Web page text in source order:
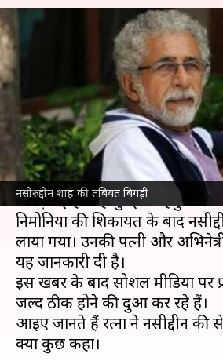
नसीरुद्दीन शाह की तबियत बिगड़ी
नसीरुद्दीन शाह की
निमोनिया होने के बाद
भर्ती
नेहा शर्मा Jun 30, 2021 02:58 pm
क्या है खबर?
बॉलीवुड के दिग्गज अभिनेता
बिगड़ गई है। वह मुंबई के हिंदुजा
निमोनिया की शिकायत के बाद
लाया गया। उनकी पत्नी और
यह जानकारी दी है।
इस खबर के बाद सोशल मीडिया
जल्द ठीक होने की दुआ कर रहे हैं।
आइए जानते हैं रत्ना ने नसीरुद्दीन